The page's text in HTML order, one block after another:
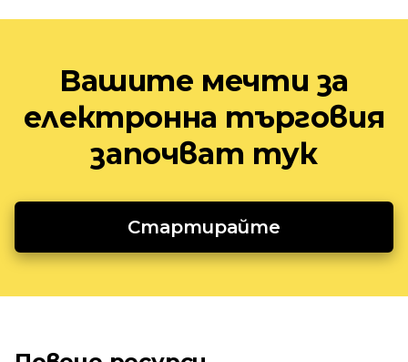
Вашите мечти за
електронна търговия
започват тук
Стартирайте